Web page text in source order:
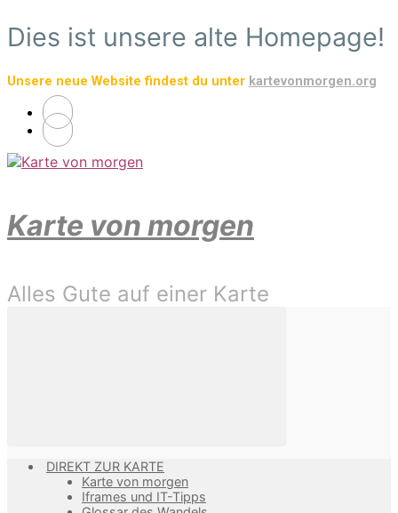
Zum
Hauptinhalt
Dies ist unsere alte Homepage!
Unsere neue Website findest du unter kartevonmorgen.org
Karte von morgen
Alles Gute auf einer Karte
DIREKT ZUR KARTE
Karte von morgen
Iframes und IT-Tipps